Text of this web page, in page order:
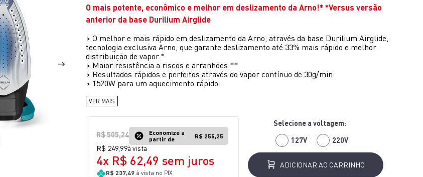
O mais potente, econômico e melhor em deslizamento da Arno!* *Versus versão
anterior da base Durilium Airglide
> O melhor e mais rápido em deslizamento da Arno, através da base Durilium Airglide,
tecnologia exclusiva Arno, que garante deslizamento até 33% mais rápido e melhor
distribuição de vapor.*
> Maior resistência a riscos e arranhões.**
> Resultados rápidos e perfeitos através do vapor contínuo de 30g/min.
> 1520W para um aquecimento rápido.
VER MAIS
R$505,24
Economize à
partir de
R$ 255,25
R$ 249 99à vista
4x R$ 62,49 sem juros
R$ 237,49 à vista no PIX
127V 220V
ADICIONAR AO CARRINHO
lightmix
jogo panelas rochedo stone pro
vaporizador pure pop
rochedo natural stone